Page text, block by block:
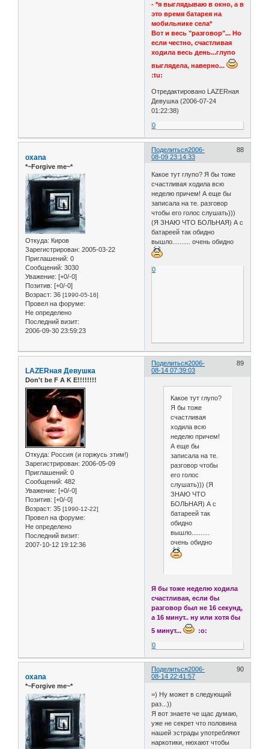
- *я выглядываю в окно, а в
это время батарея на
мобильнике села*
Вот и весь "разговор"... Но
если честно, счастливая
ходила весь день...глупо
выглядела, наверно...
:tu:
Отредактировано LAZERная
Девушка (2006-07-24
01:22:38)
0
Поделиться 88
2006-
08-09 23:14:33
oxana
*~Forgive me~*
Откуда: Киров
Зарегистрирован: 2005-03-22
Приглашений: 0
Сообщений: 3030
Уважение: [+0/-0]
Позитив: [+0/-0]
Возраст: 36 [1990-05-16]
Провел на форуме:
Не определено
Последний визит:
2006-09-30 23:59:23
Какое тут глупо? Я бы тоже
счастливая ходила всю
неделю причем! А еще бы
записала на те. разговор
чтобы его голос слушать)))
(Я ЗНАЮ ЧТО БОЛЬНАЯ) А с
батареей так обидно
вышло.......... очень обидно
0
Поделиться 89
2006-
08-14 07:39:03
LAZERная Девушка
Don't be F A K E!!!!!!!!
Откуда: Россия (и горжусь этим!)
Зарегистрирован: 2006-05-09
Приглашений: 0
Сообщений: 482
Уважение: [+0/-0]
Позитив: [+0/-0]
Возраст: 35 [1990-12-22]
Провел на форуме:
Не определено
Последний визит:
2007-10-12 19:12:36
Какое тут глупо?
Я бы тоже
счастливая
ходила всю
неделю причем!
А еще бы
записала на те.
разговор чтобы
его голос
слушать))) (Я
ЗНАЮ ЧТО
БОЛЬНАЯ) А с
батареей так
обидно
вышло..........
очень обидно
Я бы тоже неделю ходила
счастливая, если бы
разговор был не 16 секунд,
а 16 минут.. ну или хотя бы
5 минут...
:o:
0
Поделиться 90
2006-
08-14 22:41:57
oxana
*~Forgive me~*
=) Ну может в следующий
раз...))
Я вот знаете че щас думаю,
уже не секрет что половина
нашей эстрады употребляют
наркотики, нюхают чтобы